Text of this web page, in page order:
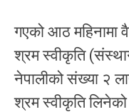
गएको आठ महिनामा
श्रम स्वीकृति
नेपालीको संख्या २
श्रम स्वीकृति